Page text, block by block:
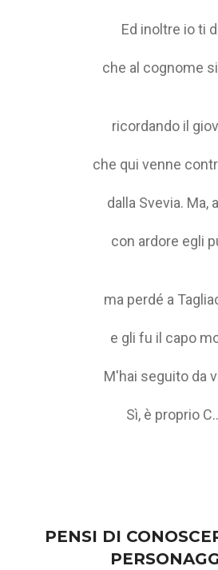
Ed inoltre io ti
che al cognome
ricordando il
che qui venne
dalla Svevia. Ma,
con ardore egli
ma perdé a
e gli fu il capo
M'hai seguito da
Sì, è proprio
PENSI DI